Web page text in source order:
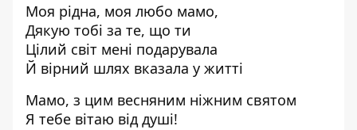
Моя рідна, моя любо мамо,
Дякую тобі за те, що ти
Цілий світ мені подарувала
Й вірний шлях вказала у житті
Мамо, з цим весняним ніжним святом
Я тебе вітаю від душі!